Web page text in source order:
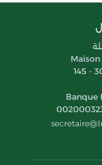
145 -
Banque